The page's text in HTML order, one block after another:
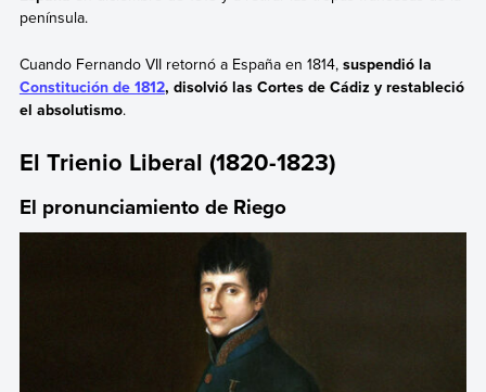
península.
Cuando Fernando VII retornó a España en 1814, suspendió la
Constitución de 1812, disolvió las Cortes de Cádiz y restableció
el absolutismo.
El Trienio Liberal (1820-1823)
El pronunciamiento de Riego